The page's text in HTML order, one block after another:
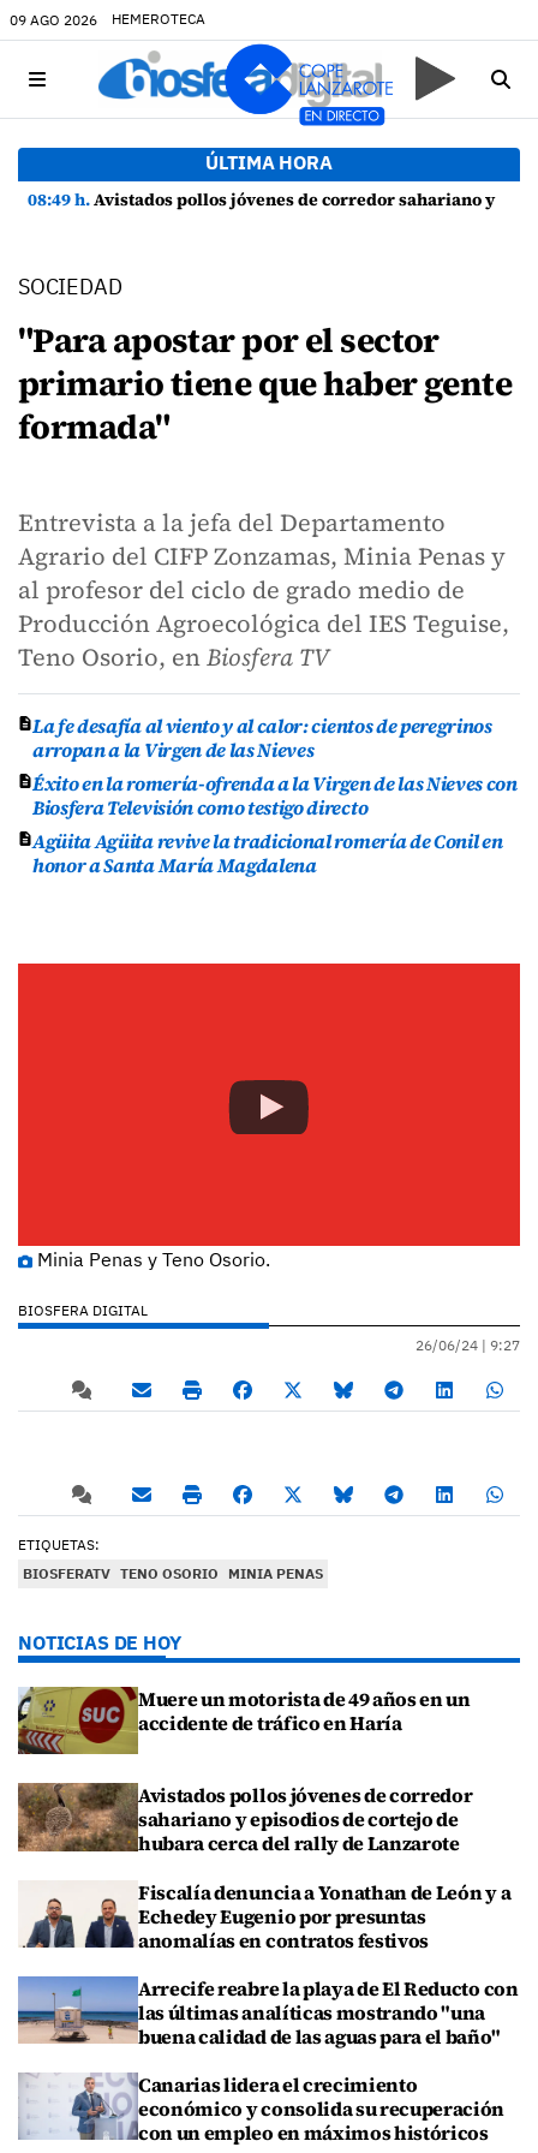
09 AGO 2026 HEMEROTECA
ÚLTIMA HORA
08:49 h.Avistados pollos jóvenes de corredor sahariano y episodios de cortejo de hubara cerca del rally de Lanzarote
SOCIEDAD
"Para apostar por el sector
primario tiene que haber gente
formada"
Entrevista a la jefa del Departamento
Agrario del CIFP Zonzamas, Minia Penas y
al profesor del ciclo de grado medio de
Producción Agroecológica del IES Teguise,
Teno Osorio, enBiosfera TV
La fe desafía al viento y al calor: cientos de peregrinos
arropan a la Virgen de las Nieves
Éxito en la romería-ofrenda a la Virgen de las Nieves con
Biosfera Televisión como testigo directo
Agüita Agüita revive la tradicional romería de Conil en
honor a Santa María Magdalena
Minia Penas y Teno Osorio.
BIOSFERA DIGITAL
26/06/24 | 9:27
ETIQUETAS:
BIOSFERATV TENO OSORIO MINIA PENAS
NOTICIAS DE HOY
Muere un motorista de 49 años en un
accidente de tráfico en Haría
Avistados pollos jóvenes de corredor
sahariano y episodios de cortejo de
hubara cerca del rally de Lanzarote
Fiscalía denuncia a Yonathan de León y a
Echedey Eugenio por presuntas
anomalías en contratos festivos
Arrecife reabre la playa de El Reducto con
las últimas analíticas mostrando "una
buena calidad de las aguas para el baño"
Canarias lidera el crecimiento
económico y consolida su recuperación
con un empleo en máximos históricos